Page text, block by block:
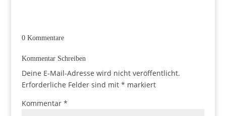
0 Kommentare
Kommentar Schreiben
Deine E-Mail-Adresse wird nicht veröffentlicht.
Erforderliche Felder sind mit * markiert
Kommentar *